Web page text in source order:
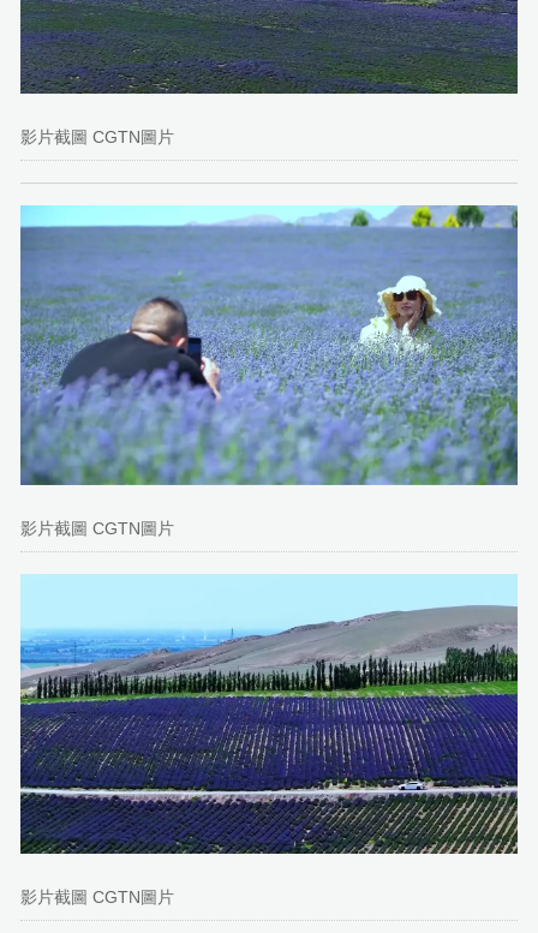
影片截圖 CGTN圖片
影片截圖 CGTN圖片
影片截圖 CGTN圖片